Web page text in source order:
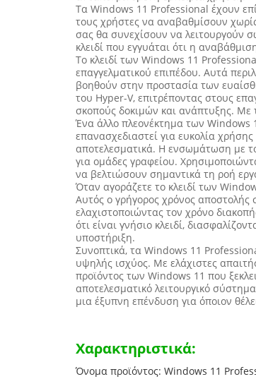
Τα Windows 11 Professional έχουν
τους χρήστες να αναβαθμίσουν
σας θα συνεχίσουν να λειτουργούν
κλειδί που εγγυάται ότι η
Το κλειδί των Windows 11
επαγγελματικού επιπέδου. Αυτά
βοηθούν στην προστασία των
του Hyper-V, επιτρέποντας στους
σκοπούς δοκιμών και ανάπτυξης. Με
Ένα άλλο πλεονέκτημα των Windows
επανασχεδιαστεί για ευκολία
αποτελεσματικά. Η ενσωμάτωση με
για ομάδες γραφείου.
να βελτιώσουν σημαντικά τη ροή
Όταν αγοράζετε το κλειδί των
Αυτός ο γρήγορος χρόνος αποστολής
ελαχιστοποιώντας τον χρόνο
ότι είναι γνήσιο κλειδί,
υποστήριξη.
Συνοπτικά, τα Windows 11
υψηλής ισχύος. Με ελάχιστες
προϊόντος των Windows 11 που
αποτελεσματικό λειτουργικό
μια έξυπνη επένδυση για όποιον
Χαρακτηριστικά:
Όνομα προϊόντος: Windows 11